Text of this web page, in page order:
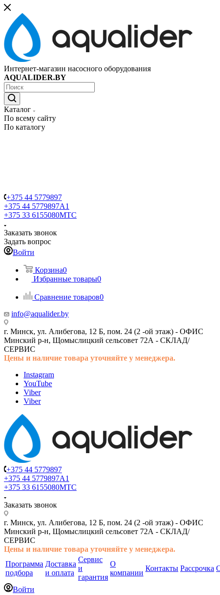
Интернет-магазин насосного оборудования
AQUALIDER.BY
Каталог
По всему сайту
По каталогу
+375 44 5779897
+375 44 5779897A1
+375 33 6155080МТС
Заказать звонок
Задать вопрос
Войти
Корзина0
Избранные товары0
Сравнение товаров0
info@aqualider.by
г. Минск, ул. Алибегова, 12 Б, пом. 24 (2 -ой этаж) - ОФИС
Минский р-н, Щомыслицкий сельсовет 72А - СКЛАД/
СЕРВИС
Цены и наличие товара уточняйте у менеджера.
Instagram
YouTube
Viber
Viber
+375 44 5779897
+375 44 5779897A1
+375 33 6155080МТС
Заказать звонок
г. Минск, ул. Алибегова, 12 Б, пом. 24 (2 -ой этаж) - ОФИС
Минский р-н, Щомыслицкий сельсовет 72А - СКЛАД/
СЕРВИС
Цены и наличие товара уточняйте у менеджера.
Программа
подбора
Доставка
и оплата
Сервис
и
гарантия
О
компании
Контакты Рассрочка
Войти